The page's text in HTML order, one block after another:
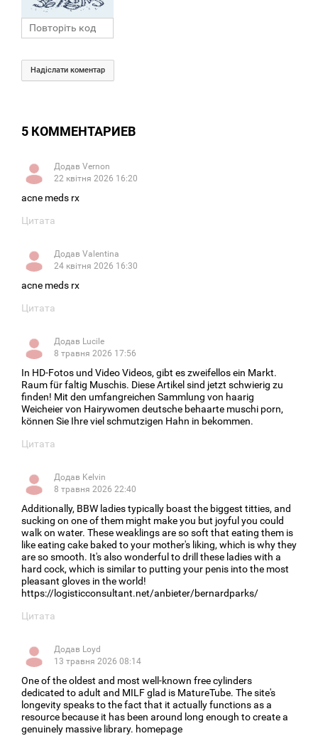
Надіслати коментар
5 КОММЕНТАРИЕВ
Додав Vernon
22 квітня 2026 16:20
0
acne meds rx
Цитата
Додав Valentina
24 квітня 2026 16:30
0
acne meds rx
Цитата
Додав Lucile
8 травня 2026 17:56
0
In HD-Fotos und Video Videos, gibt es zweifellos ein Markt.
Raum für faltig Muschis. Diese Artikel sind jetzt schwierig zu
finden! Mit den umfangreichen Sammlung von haarig
Weicheier von Hairywomen deutsche behaarte muschi porn,
können Sie Ihre viel schmutzigen Hahn in bekommen.
Цитата
Додав Kelvin
8 травня 2026 22:40
0
Additionally, BBW ladies typically boast the biggest titties, and
sucking on one of them might make you but joyful you could
walk on water. These weaklings are so soft that eating them is
like eating cake baked to your mother's liking, which is why they
are so smooth. It's also wonderful to drill these ladies with a
hard cock, which is similar to putting your penis into the most
pleasant gloves in the world!
https://logisticconsultant.net/anbieter/bernardparks/
Цитата
Додав Loyd
13 травня 2026 08:14
0
One of the oldest and most well-known free cylinders
dedicated to adult and MILF glad is MatureTube. The site's
longevity speaks to the fact that it actually functions as a
resource because it has been around long enough to create a
genuinely massive library. homepage